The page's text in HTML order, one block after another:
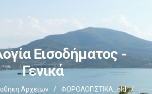
Εισοδήματος -
Γενικά
Αρχείων / ΦΟΡΟΛΟΓΙΣΤΙΚΑ_old
/